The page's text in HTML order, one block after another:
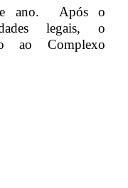
ano. Após o
legais, o
ao Complexo